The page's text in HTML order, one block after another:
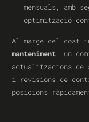
mensuals, amb
optimització
Al marge del cost
manteniment : un
actualitzacions de
i revisions de
posicions